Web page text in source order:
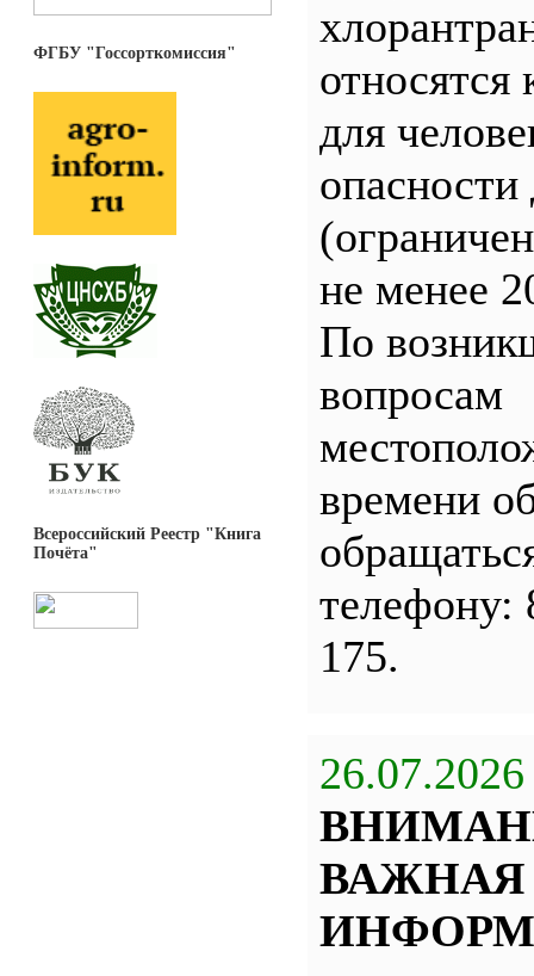
ФГБУ "Госсорткомиссия"
Всероссийский Реестр "Книга
Почёта"
относятся
для
опасности
не менее
По
вопросам
времени
телефону:
175.
26.07.2026
ВАЖНАЯ